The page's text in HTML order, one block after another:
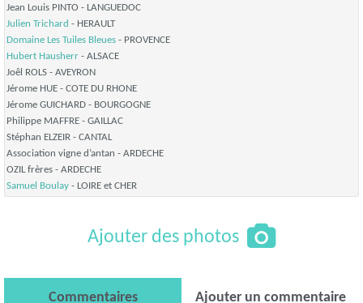
Jean Louis PINTO - LANGUEDOC
Julien Trichard - HERAULT
Domaine Les Tuiles Bleues - PROVENCE
Hubert Hausherr - ALSACE
Joêl ROLS - AVEYRON
Jérome HUE - COTE DU RHONE
Jérome GUICHARD - BOURGOGNE
Philippe MAFFRE - GAILLAC
Stéphan ELZEIR - CANTAL
Association vigne d’antan - ARDECHE
OZIL frères - ARDECHE
Samuel Boulay - LOIRE et CHER
Ajouter des photos
Commentaires Ajouter un commentaire